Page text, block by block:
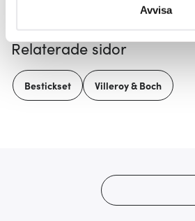
Du kan ändra eller dra tillbaka ditt
Vi använder cookies för att
ska anpassas efter det som vi tror
gör också att vi kan analysera vår
Avvisa
Relaterade sidor
Bestickset Villeroy & Boch